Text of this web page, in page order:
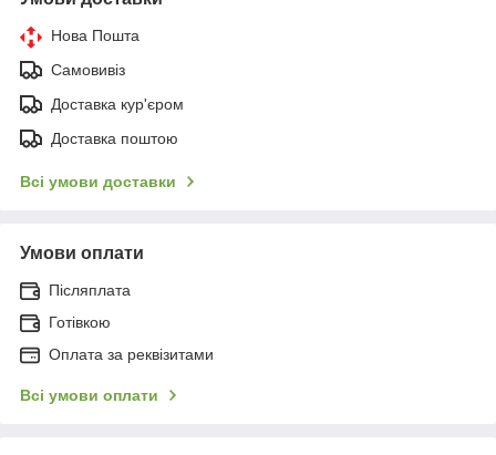
Нова Пошта
Самовивіз
Доставка кур'єром
Доставка поштою
Всі умови доставки
Умови оплати
Післяплата
Готівкою
Оплата за реквізитами
Всі умови оплати